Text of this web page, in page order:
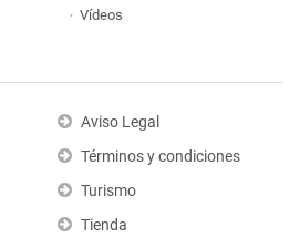
Vídeos
Aviso Legal
Términos y condiciones
Turismo
Tienda